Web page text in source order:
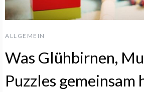
ALLGEMEIN
Was Glühbirnen,
Puzzles gemeinsam